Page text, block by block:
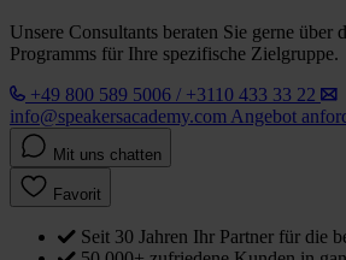
Unsere Consultants beraten Sie gerne über
Programms für Ihre spezifische Zielgruppe.
+49 800 589 5006 / +3110 433 33 22
info@speakersacademy.com Angebot
Mit uns chatten
Favorit
Seit 30 Jahren Ihr Partner für die